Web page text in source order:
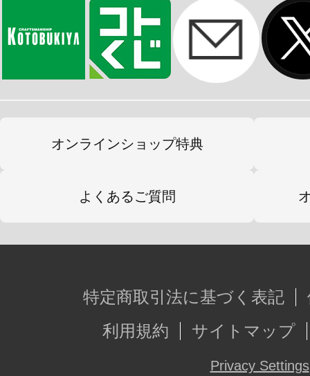
オンラインショップ特典
よくあるご質問
特定商取引法に基づく表記
利用規約
サイトマップ
Privacy Settings